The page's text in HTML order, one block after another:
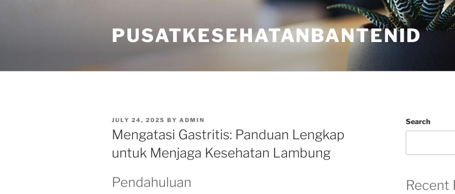
PUSATKESEHATANBANTENID
POSTED
ON
JULY 24, 2025 BY ADMIN
Mengatasi Gastritis: Panduan Lengkap
untuk Menjaga Kesehatan Lambung
Pendahuluan
Search
Recent